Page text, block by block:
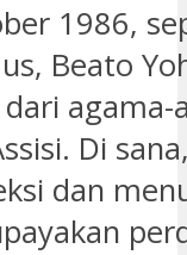
1986,
Beato
agama-
Di
dan